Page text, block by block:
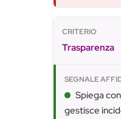
Trasparenza
Spiega
gestisce